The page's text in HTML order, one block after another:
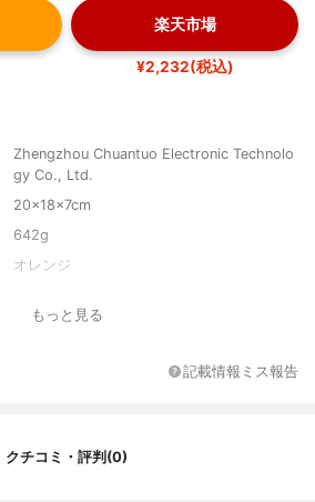
楽天市場
¥2,232(税込)
Zhengzhou Chuantuo Electronic Technolo
gy Co., Ltd.
20x18x7cm
642g
オレンジ
押し出し式
もっと見る
記載情報ミス報告
クチコミ・評判(0)